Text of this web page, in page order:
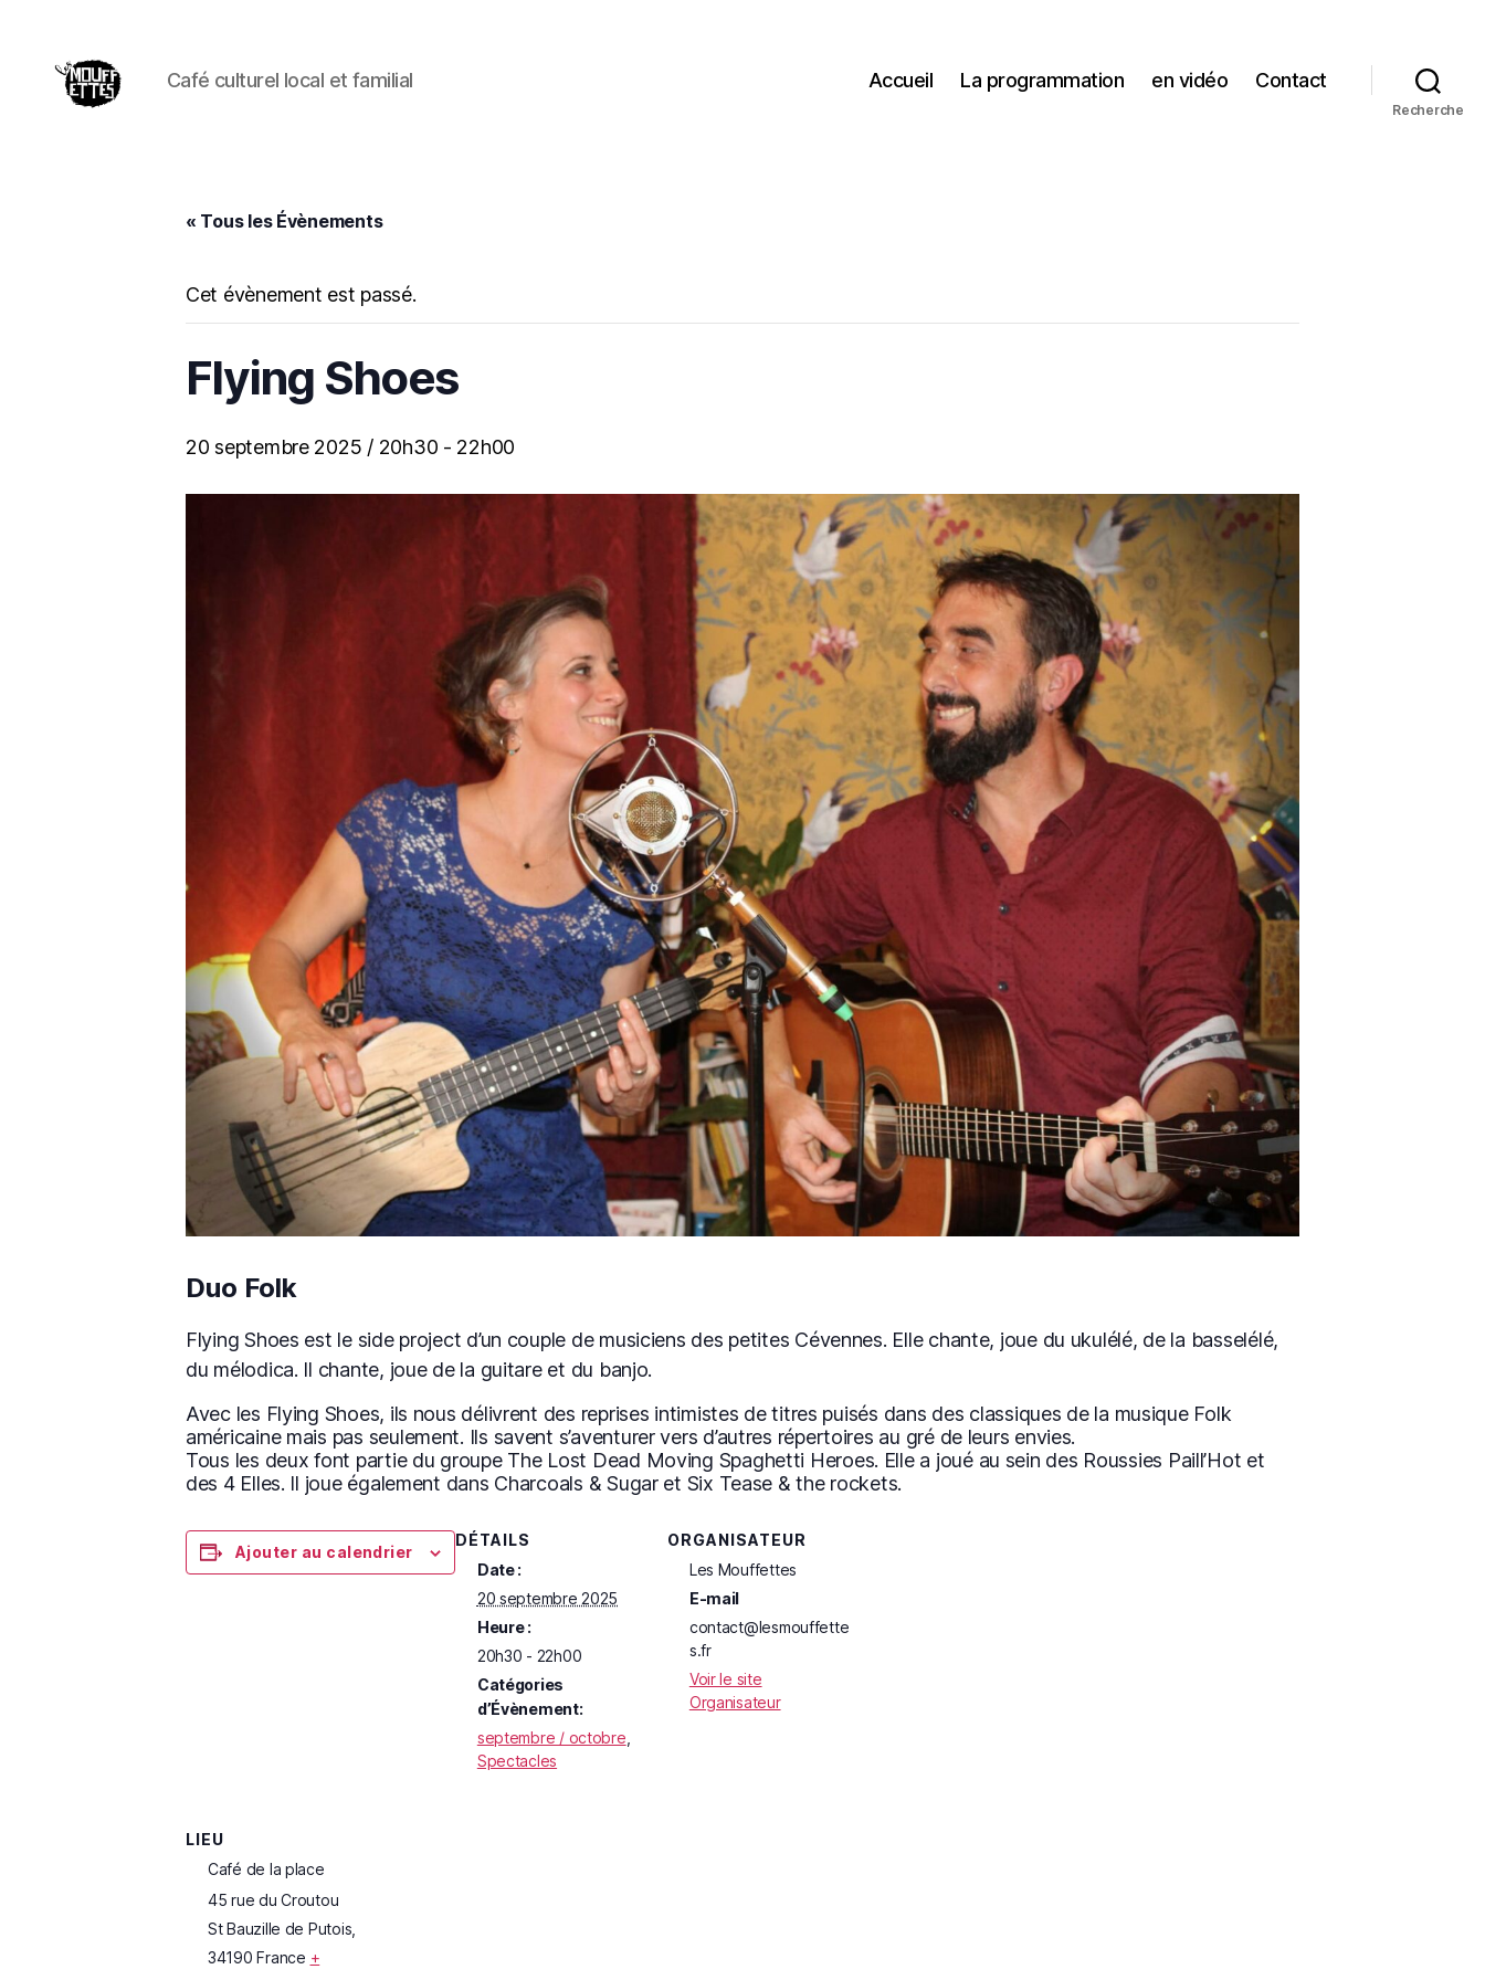
Café culturel local et familial Accueil La programmation en vidéo Contact
Recherche
« Tous les Évènements
Cet évènement est passé.
Flying Shoes
20 septembre 2025 / 20h30 - 22h00
Duo Folk
Flying Shoes est le side project d’un couple de musiciens des petites Cévennes. Elle chante, joue du ukulélé, de la basselélé,
du mélodica. Il chante, joue de la guitare et du banjo.
Avec les Flying Shoes, ils nous délivrent des reprises intimistes de titres puisés dans des classiques de la musique Folk
américaine mais pas seulement. Ils savent s’aventurer vers d’autres répertoires au gré de leurs envies.
Tous les deux font partie du groupe The Lost Dead Moving Spaghetti Heroes. Elle a joué au sein des Roussies Paill’Hot et
des 4 Elles. Il joue également dans Charcoals & Sugar et Six Tease & the rockets.
Ajouter au calendrier
DÉTAILS
Date :
20 septembre 2025
Heure :
20h30 - 22h00
Catégories
d’Évènement:
septembre / octobre
Spectacles
ORGANISATEUR
Les Mouffettes
E-mail
contact@lesmouffette
s.fr
Voir le site
Organisateur
LIEU
Café de la place
45 rue du Croutou
St Bauzille de Putois
34190 France +